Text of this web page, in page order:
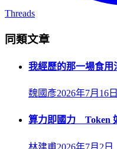
Threads
同類文章
我經歷的那一場食用
魏國彥2026年7月16日
算力即國力 Token
林建甫2026年7月2日